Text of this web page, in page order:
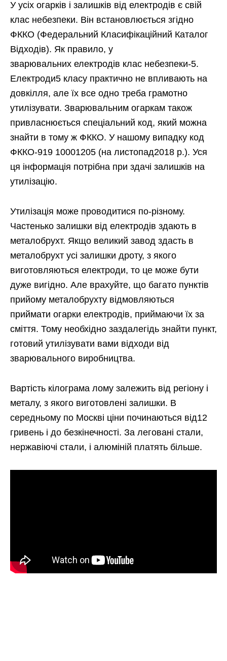
У усіх огарків і залишків від електродів є свій
клас небезпеки. Він встановлюється згідно
ФККО (Федеральний Класифікаційний Каталог
Відходів). Як правило, у
зварювальних електродів клас небезпеки-5.
Електроди5 класу практично не впливають на
довкілля, але їх все одно треба грамотно
утилізувати. Зварювальним огаркам також
привласнюється спеціальний код, який можна
знайти в тому ж ФККО. У нашому випадку код
ФККО-919 10001205 (на листопад2018 р.). Уся
ця інформація потрібна при здачі залишків на
утилізацію.
Утилізація може проводитися по-різному.
Частенько залишки від електродів здають в
металобрухт. Якщо великий завод здасть в
металобрухт усі залишки дроту, з якого
виготовляються електроди, то це може бути
дуже вигідно. Але врахуйте, що багато пунктів
прийому металобрухту відмовляються
приймати огарки електродів, приймаючи їх за
сміття. Тому необхідно заздалегідь знайти пункт,
готовий утилізувати вами відходи від
зварювального виробництва.
Вартість кілограма лому залежить від регіону і
металу, з якого виготовлені залишки. В
середньому по Москві ціни починаються від12
гривень і до безкінечності. За леговані стали,
нержавіючі стали, і алюміній платять більше.